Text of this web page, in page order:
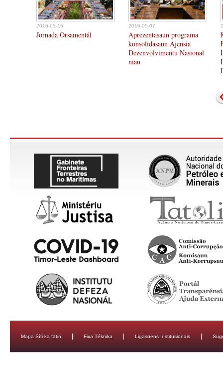
2016-05-16
Jornada Orsamentál
2016-05-07
Aprezentasaun programa
konsolidasaun Ajensia
Dezenvolvimentu Nasional
nian
Mapa Síti ka fatin Fixa Téknika Ligasoens Institusionais